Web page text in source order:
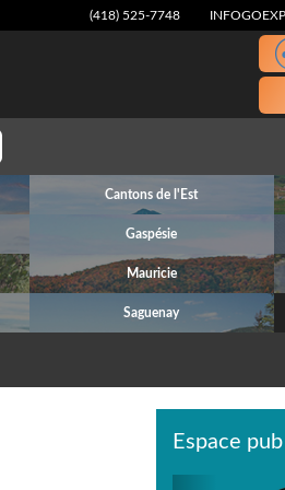
(418) 525-7748
Cantons de l'Est
Gaspésie
Mauricie
Saguenay
Espace pub